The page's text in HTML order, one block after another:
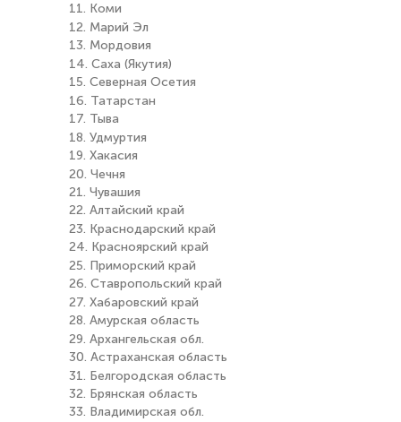
11. Коми
12. Марий Эл
13. Мордовия
14. Саха (Якутия)
15. Северная Осетия
16. Татарстан
17. Тыва
18. Удмуртия
19. Хакасия
20. Чечня
21. Чувашия
22. Алтайский край
23. Краснодарский край
24. Красноярский край
25. Приморский край
26. Ставропольский край
27. Хабаровский край
28. Амурская область
29. Архангельская обл.
30. Астраханская область
31. Белгородская область
32. Брянская область
33. Владимирская обл.